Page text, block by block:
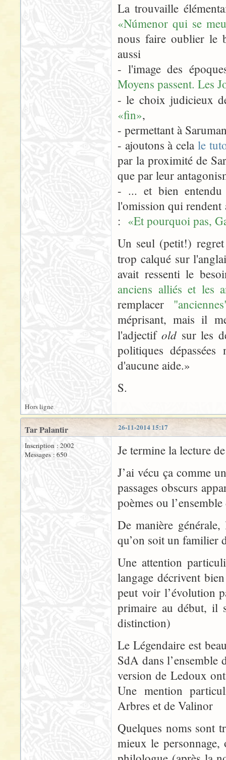
La trouvaille
«Númenor qui se
nous faire oublier
aussi
- l'image des
Moyens passent. Les
- le choix judicieux
«fin»,
- permettant à
- ajoutons à cela le
par la proximité de
que par leur
- ... et bien
l'omission qui rendent
: «Et pourquoi pas,
Un seul (petit!)
trop calqué sur
avait ressenti le
anciens alliés et les
remplacer
méprisant, mais il
l'adjectifold sur les
politiques
d'aucune aide.»
S.
Hors ligne
26-11-2014 15:17
Tar Palantir
Inscription : 2002
Messages : 650
Je termine la lecture
J’ai vécu ça comme
passages obscurs
poèmes ou
De manière
qu’on soit un familier
Une attention
langage décrivent
peut voir l’évolution
primaire au début, il
distinction)
Le Légendaire est
SdA dans
version de Ledoux
Une mention
Arbres et de Valinor
Quelques noms sont
mieux le